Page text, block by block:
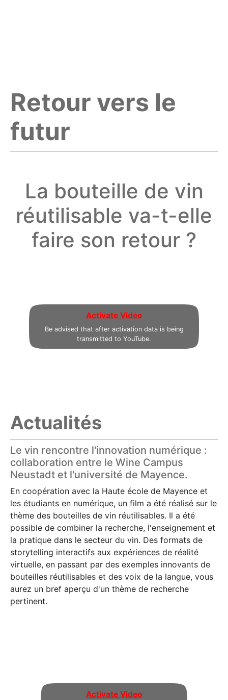
Retour vers le
futur
La bouteille de vin
réutilisable va-t-elle
faire son retour ?
Activate Video
Be advised that after activation data is being
transmitted to YouTube.
Actualités
Le vin rencontre l'innovation numérique :
collaboration entre le Wine Campus
Neustadt et l'université de Mayence.
En coopération avec la Haute école de Mayence et
les étudiants en numérique, un film a été réalisé sur le
thème des bouteilles de vin réutilisables. Il a été
possible de combiner la recherche, l'enseignement et
la pratique dans le secteur du vin. Des formats de
storytelling interactifs aux expériences de réalité
virtuelle, en passant par des exemples innovants de
bouteilles réutilisables et des voix de la langue, vous
aurez un bref aperçu d'un thème de recherche
pertinent.
Activate Video